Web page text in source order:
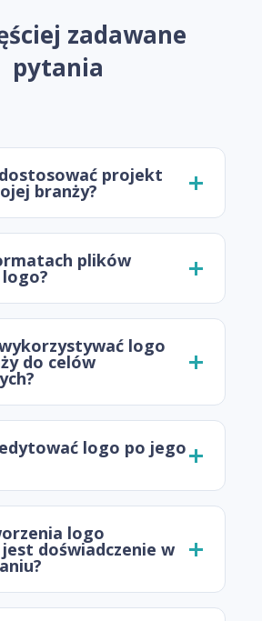
zadawane
pytania
projekt
branży?
plików
logo
do celów
logo po jego
logo
doświadczenie w